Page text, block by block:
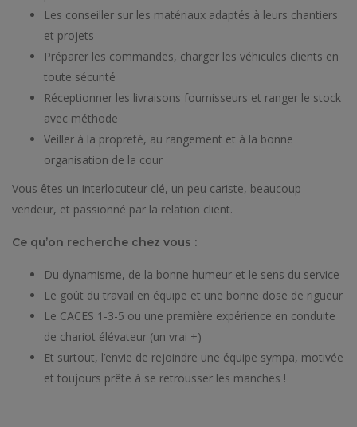
Les conseiller sur les matériaux adaptés à leurs chantiers
et projets
Préparer les commandes, charger les véhicules clients en
toute sécurité
Réceptionner les livraisons fournisseurs et ranger le stock
avec méthode
Veiller à la propreté, au rangement et à la bonne
organisation de la cour
Vous êtes un interlocuteur clé, un peu cariste, beaucoup
vendeur, et passionné par la relation client.
Ce qu’on recherche chez vous :
Du dynamisme, de la bonne humeur et le sens du service
Le goût du travail en équipe et une bonne dose de rigueur
Le CACES 1-3-5 ou une première expérience en conduite
de chariot élévateur (un vrai +)
Et surtout, l’envie de rejoindre une équipe sympa, motivée
et toujours prête à se retrousser les manches !